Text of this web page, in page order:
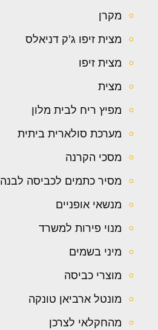
מקרן
מצית זיפו ג'ק דניאלס
מצית זיפו
מצית
מפיץ ריח לבית מלון
מערכת סולארית ביתית
מסכי הקרנה
מסיר כתמים לכביסה לבנה
מנשאי אופניים
מנוי פירות למשרד
מיני בשמים
מוצרי כביסה
מונטל ארביאן טונקה
מהחקלאי לצרכן